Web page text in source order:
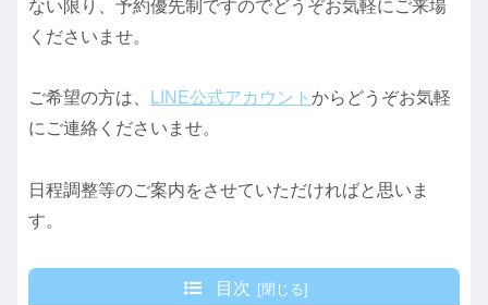
ない限り、予約優先制ですのでどうぞお気軽にご来場
くださいませ。
ご希望の方は、 LINE公式アカウント からどうぞお気軽
にご連絡くださいませ。
日程調整等のご案内をさせていただければと思いま
す。
目次